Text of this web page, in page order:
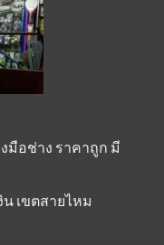
มือช่าง ราคาถูก มี
เขตสายไหม